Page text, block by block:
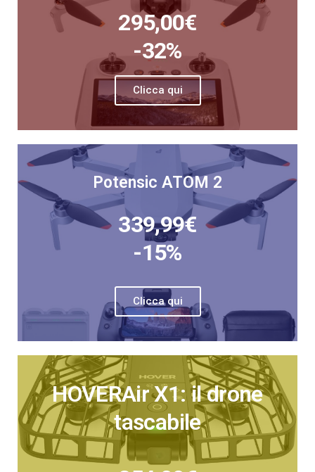
295,00€
-32%
Clicca qui
Potensic ATOM 2
339,99€
-15%
Clicca qui
HOVERAir X1: il drone
tascabile